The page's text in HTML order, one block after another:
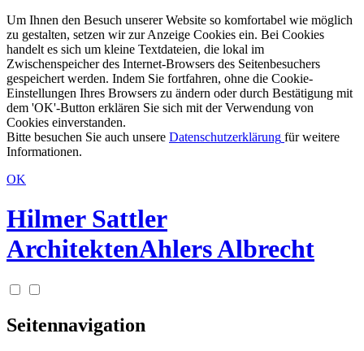
Um Ihnen den Besuch unserer Website so komfortabel wie möglich
zu gestalten, setzen wir zur Anzeige Cookies ein. Bei Cookies
handelt es sich um kleine Textdateien, die lokal im
Zwischenspeicher des Internet-Browsers des Seitenbesuchers
gespeichert werden. Indem Sie fortfahren, ohne die Cookie-
Einstellungen Ihres Browsers zu ändern oder durch Bestätigung mit
dem 'OK'-Button erklären Sie sich mit der Verwendung von
Cookies einverstanden.
Bitte besuchen Sie auch unsere Datenschutzerklärung für weitere
Informationen.
OK
Hilmer Sattler
ArchitektenAhlers Albrecht
Seitennavigation